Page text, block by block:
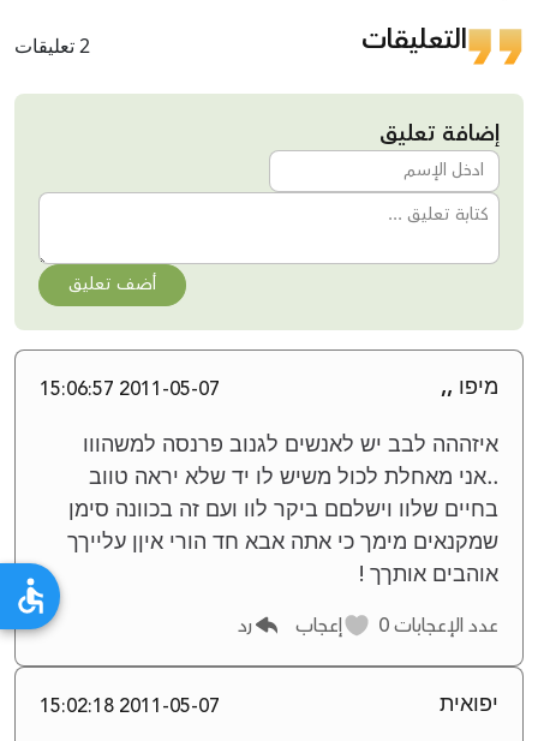
التعليقات 2 تعليقات
إضافة تعليق
أضف تعليق
מיפו ,, 2011-05-07 15:06:57
איזההה לבב יש לאנשים לגנוב פרנסה למשהווו
..אני מאחלת לכול משיש לו יד שלא יראה טווב
בחיים שלוו וישלםם ביקר לוו ועם זה בכוונה סימן
שמקנאים מימך כי אתה אבא חד הורי איןן עלייךך
אוהבים אותךך !
عدد الإعجابات إعجاب رد
יפואית 2011-05-07 15:02:18